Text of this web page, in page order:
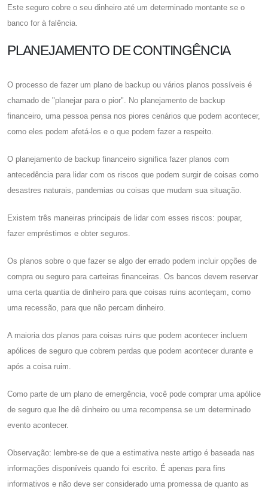
Este seguro cobre o seu dinheiro até um determinado montante se o
banco for à falência.
PLANEJAMENTO DE CONTINGÊNCIA
O processo de fazer um plano de backup ou vários planos possíveis é
chamado de "planejar para o pior". No planejamento de backup
financeiro, uma pessoa pensa nos piores cenários que podem acontecer,
como eles podem afetá-los e o que podem fazer a respeito.
O planejamento de backup financeiro significa fazer planos com
antecedência para lidar com os riscos que podem surgir de coisas como
desastres naturais, pandemias ou coisas que mudam sua situação.
Existem três maneiras principais de lidar com esses riscos: poupar,
fazer empréstimos e obter seguros.
Os planos sobre o que fazer se algo der errado podem incluir opções de
compra ou seguro para carteiras financeiras. Os bancos devem reservar
uma certa quantia de dinheiro para que coisas ruins aconteçam, como
uma recessão, para que não percam dinheiro.
A maioria dos planos para coisas ruins que podem acontecer incluem
apólices de seguro que cobrem perdas que podem acontecer durante e
após a coisa ruim.
Como parte de um plano de emergência, você pode comprar uma apólice
de seguro que lhe dê dinheiro ou uma recompensa se um determinado
evento acontecer.
Observação: lembre-se de que a estimativa neste artigo é baseada nas
informações disponíveis quando foi escrito. É apenas para fins
informativos e não deve ser considerado uma promessa de quanto as